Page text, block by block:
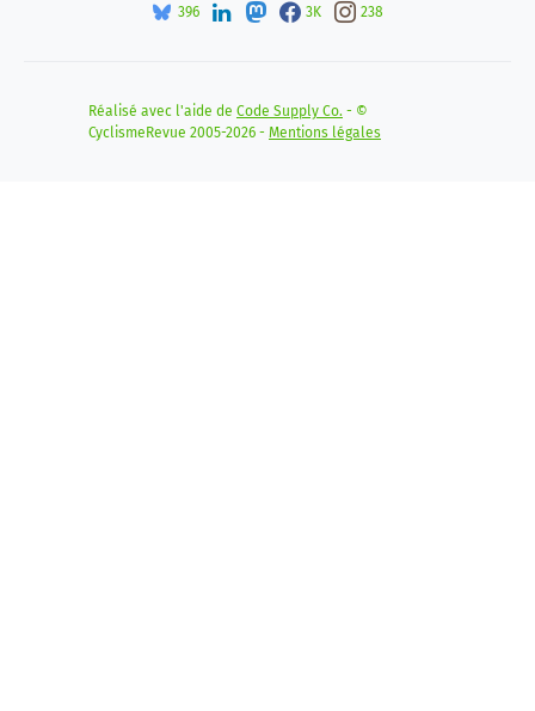
396 3K 238
Réalisé avec l'aide de Code Supply Co. - ©
CyclismeRevue 2005-2026 - Mentions légales